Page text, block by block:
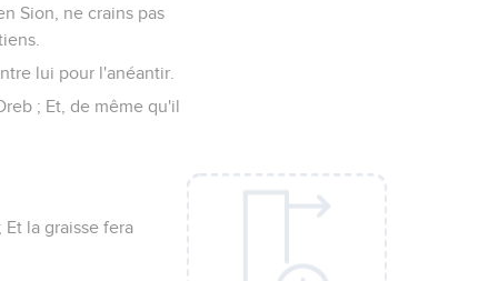
Sion, ne crains pas
lui pour l'anéantir.
; Et, de même qu'il
la graisse fera